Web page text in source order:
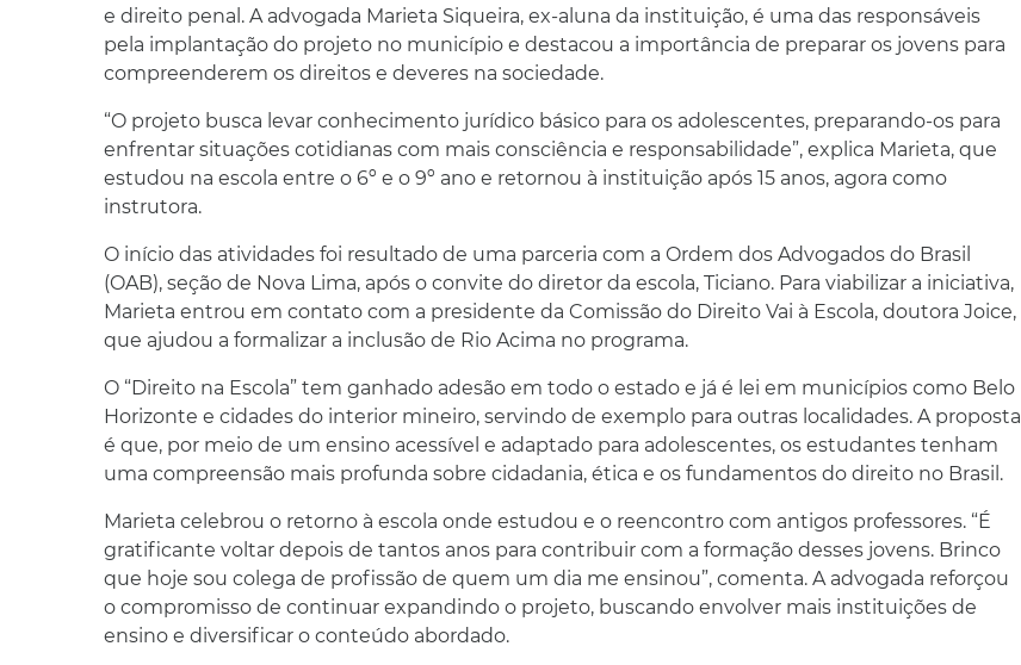
e direito penal. A advogada Marieta Siqueira, ex-aluna da instituição, é uma das responsáveis
pela implantação do projeto no município e destacou a importância de preparar os jovens para
compreenderem os direitos e deveres na sociedade.
“O projeto busca levar conhecimento jurídico básico para os adolescentes, preparando-os para
enfrentar situações cotidianas com mais consciência e responsabilidade”, explica Marieta, que
estudou na escola entre o 6º e o 9º ano e retornou à instituição após 15 anos, agora como
instrutora.
O início das atividades foi resultado de uma parceria com a Ordem dos Advogados do Brasil
(OAB), seção de Nova Lima, após o convite do diretor da escola, Ticiano. Para viabilizar a iniciativa,
Marieta entrou em contato com a presidente da Comissão do Direito Vai à Escola, doutora Joice,
que ajudou a formalizar a inclusão de Rio Acima no programa.
O “Direito na Escola” tem ganhado adesão em todo o estado e já é lei em municípios como Belo
Horizonte e cidades do interior mineiro, servindo de exemplo para outras localidades. A proposta
é que, por meio de um ensino acessível e adaptado para adolescentes, os estudantes tenham
uma compreensão mais profunda sobre cidadania, ética e os fundamentos do direito no Brasil.
Marieta celebrou o retorno à escola onde estudou e o reencontro com antigos professores. “É
gratificante voltar depois de tantos anos para contribuir com a formação desses jovens. Brinco
que hoje sou colega de profissão de quem um dia me ensinou”, comenta. A advogada reforçou
o compromisso de continuar expandindo o projeto, buscando envolver mais instituições de
ensino e diversificar o conteúdo abordado.